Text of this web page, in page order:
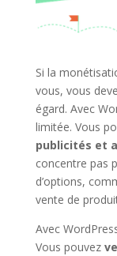
Si la
vous, vous
égard. Avec
limitée. Vous
publicités et
concentre pas
d’options,
vente de
Avec
Vous pouvez